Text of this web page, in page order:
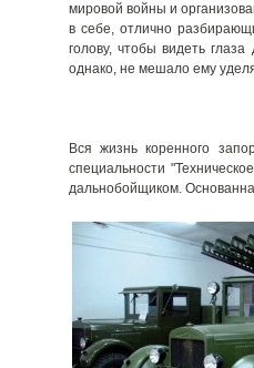
мировой войны и
в себе, отлично
голову, чтобы видеть
однако, не мешало ему
Вся жизнь коренного
специальности
дальнобойщиком.